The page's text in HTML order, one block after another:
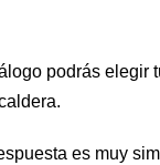
podrás
es muy